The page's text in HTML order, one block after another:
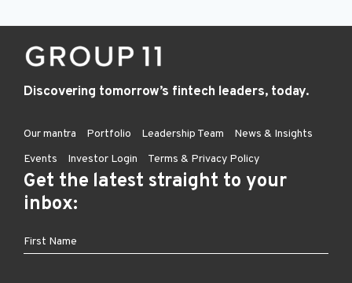
Discovering tomorrow’s fintech leaders, today.
Our mantra Portfolio Leadership Team
News & Insights
Events
Investor Login Terms & Privacy Policy
Get the latest straight to your
inbox: